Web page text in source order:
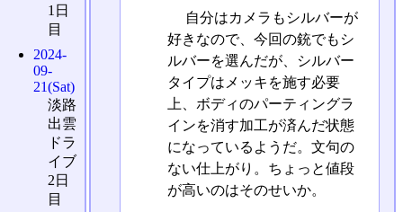
自分はカメラもシルバーが
好きなので、今回の銃でもシ
ルバーを選んだが、シルバー
タイプはメッキを施す必要
上、ボディのパーティングラ
インを消す加工が済んだ状態
になっているようだ。文句の
ない仕上がり。ちょっと値段
が高いのはそのせいか。
1日
目
2024-
09-
21(Sat)
淡路
出雲
ドラ
イブ
2日
目